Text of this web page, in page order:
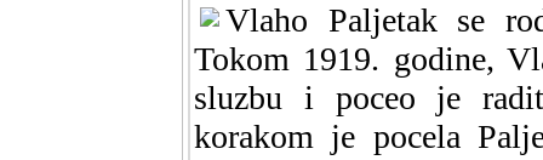
Vlaho Paljetak se
Tokom 1919. godine,
sluzbu i poceo je
korakom je pocela